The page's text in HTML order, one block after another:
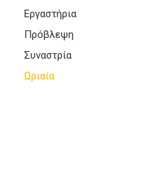
Εργαστήρια
Πρόβλεψη
Συναστρία
Ωριαία